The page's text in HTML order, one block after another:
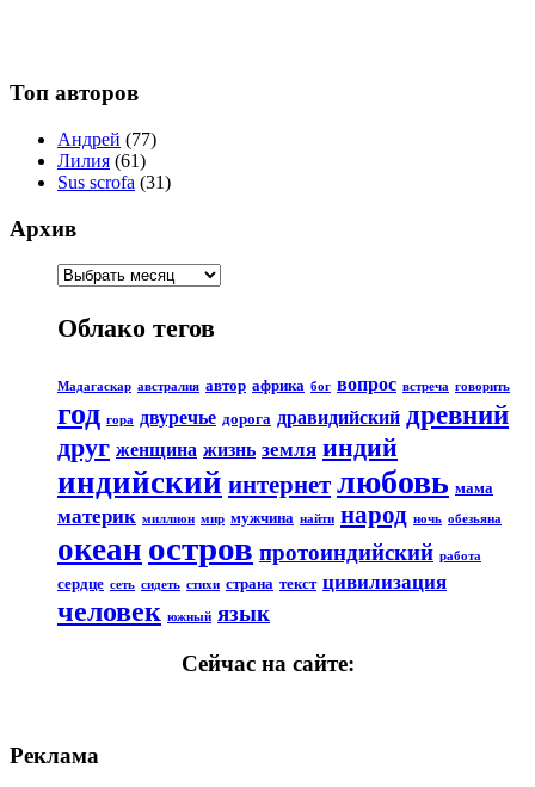
Топ авторов
Андрей (77)
Лилия (61)
Sus scrofa (31)
Архив
Облако тегов
Мадагаскар австралия автор африка бог вопрос встреча говорить
год гора двуречье дорога дравидийский древний
друг женщина жизнь земля индий
индийский интернет любовь мама
материк миллион мир мужчина найти народ ночь обезьяна
океан остров протоиндийский работа
сердце сеть сидеть стихи страна текст цивилизация
человек южный язык
Сейчас на сайте:
Реклама